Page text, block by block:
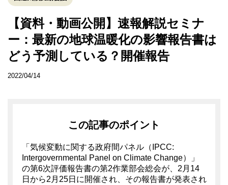
【資料・動画公開】速報解説セミナ
ー：最新の地球温暖化の影響報告書は
どう予測している？開催報告
2022/04/14
この記事のポイント
「気候変動に関する政府間パネル（IPCC:
Intergovernmental Panel on Climate Change）」
の第6次評価報告書の第2作業部会総会が、2月14
日から2月25日に開催され、その報告書が発表され